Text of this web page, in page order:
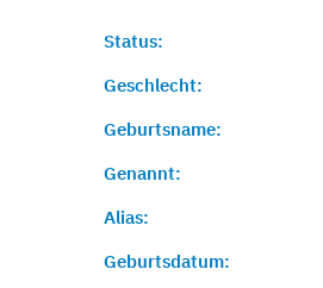
Status:
Geschlecht:
Geburtsname:
Genannt:
Alias:
Geburtsdatum: